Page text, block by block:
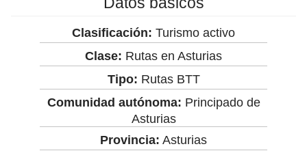
Clasificación: Turismo activo
Clase: Rutas en Asturias
Tipo: Rutas BTT
Comunidad autónoma: Principado de
Asturias
Provincia: Asturias